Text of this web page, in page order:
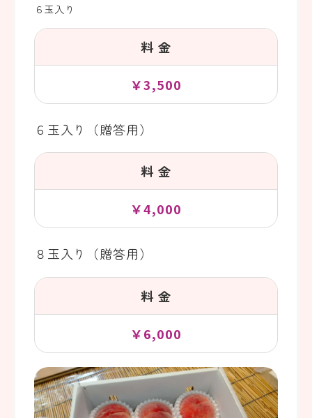
６玉入り
料 金
￥3,500
６玉入り（贈答用）
料 金
￥4,000
８玉入り（贈答用）
料 金
￥6,000